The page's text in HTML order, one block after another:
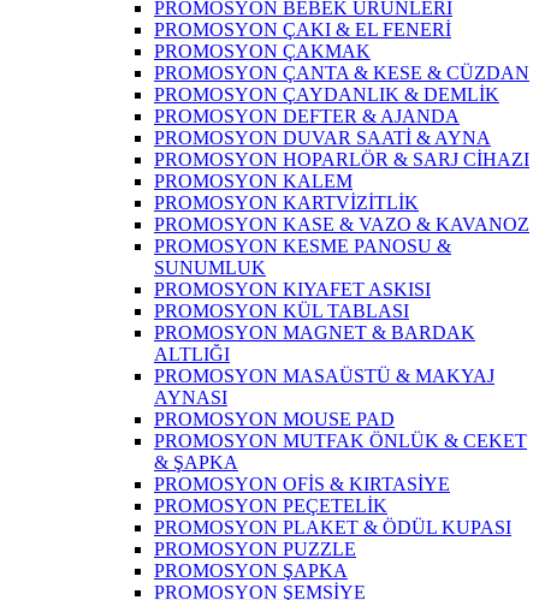
PROMOSYON BEBEK ÜRÜNLERİ
PROMOSYON ÇAKI & EL FENERİ
PROMOSYON ÇAKMAK
PROMOSYON ÇANTA & KESE & CÜZDAN
PROMOSYON ÇAYDANLIK & DEMLİK
PROMOSYON DEFTER & AJANDA
PROMOSYON DUVAR SAATİ & AYNA
PROMOSYON HOPARLÖR & SARJ CİHAZI
PROMOSYON KALEM
PROMOSYON KARTVİZİTLİK
PROMOSYON KASE & VAZO & KAVANOZ
PROMOSYON KESME PANOSU &
SUNUMLUK
PROMOSYON KIYAFET ASKISI
PROMOSYON KÜL TABLASI
PROMOSYON MAGNET & BARDAK
ALTLIĞI
PROMOSYON MASAÜSTÜ & MAKYAJ
AYNASI
PROMOSYON MOUSE PAD
PROMOSYON MUTFAK ÖNLÜK & CEKET
& ŞAPKA
PROMOSYON OFİS & KIRTASİYE
PROMOSYON PEÇETELİK
PROMOSYON PLAKET & ÖDÜL KUPASI
PROMOSYON PUZZLE
PROMOSYON ŞAPKA
PROMOSYON ŞEMSİYE